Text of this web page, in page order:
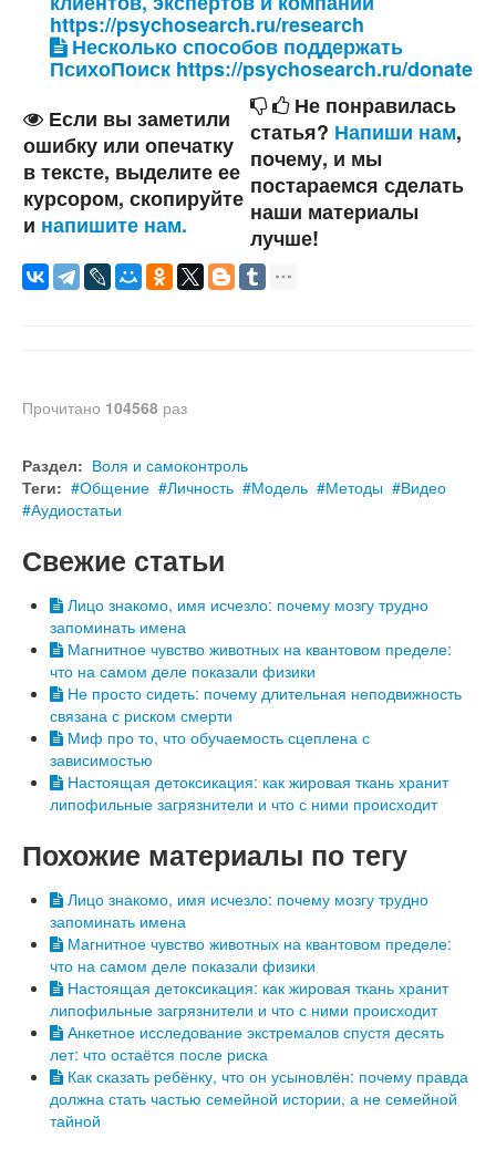
https://psychosearch.ru/research
Несколько способов поддержать
ПсихоПоиск https://psychosearch.ru/donate
Если вы заметили
ошибку или опечатку
в тексте, выделите ее
курсором, скопируйте
и напишите нам.
Не понравилась
статья? Напиши нам,
почему, и мы
постараемся сделать
наши материалы
лучше!
Прочитано 104568 раз
Раздел: Воля и самоконтроль
Теги:
Общение Личность Модель Методы
Видео
Аудиостатьи
Свежие статьи
Лицо знакомо, имя исчезло: почему мозгу трудно
запоминать имена
Магнитное чувство животных на квантовом пределе:
что на самом деле показали физики
Не просто сидеть: почему длительная неподвижность
связана с риском смерти
Миф про то, что обучаемость сцеплена с
зависимостью
Настоящая детоксикация: как жировая ткань хранит
липофильные загрязнители и что с ними происходит
Похожие материалы по тегу
Лицо знакомо, имя исчезло: почему мозгу трудно
запоминать имена
Магнитное чувство животных на квантовом пределе:
что на самом деле показали физики
Настоящая детоксикация: как жировая ткань хранит
липофильные загрязнители и что с ними происходит
Анкетное исследование экстремалов спустя десять
лет: что остаётся после риска
Как сказать ребёнку, что он усыновлён: почему правда
должна стать частью семейной истории, а не семейной
тайной